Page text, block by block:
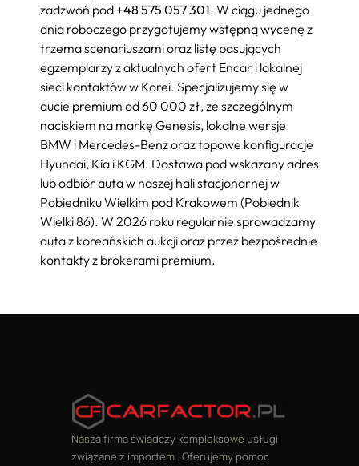
zadzwoń pod +48 575 057 301. W ciągu jednego
dnia roboczego przygotujemy wstępną wycenę z
trzema scenariuszami oraz listę pasujących
egzemplarzy z aktualnych ofert Encar i lokalnej
sieci kontaktów w Korei. Specjalizujemy się w
aucie premium od 60 000 zł, ze szczególnym
naciskiem na markę Genesis, lokalne wersje
BMW i Mercedes-Benz oraz topowe konfiguracje
Hyundai, Kia i KGM. Dostawa pod wskazany adres
lub odbiór auta w naszej hali stacjonarnej w
Pobiedniku Wielkim pod Krakowem (Pobiednik
Wielki 86). W 2026 roku regularnie sprowadzamy
auta z koreańskich aukcji oraz przez bezpośrednie
kontakty z brokerami premium.
Nasza firma świadczy kompleksowe usługi
związane z importem . Oferujemy pomoc